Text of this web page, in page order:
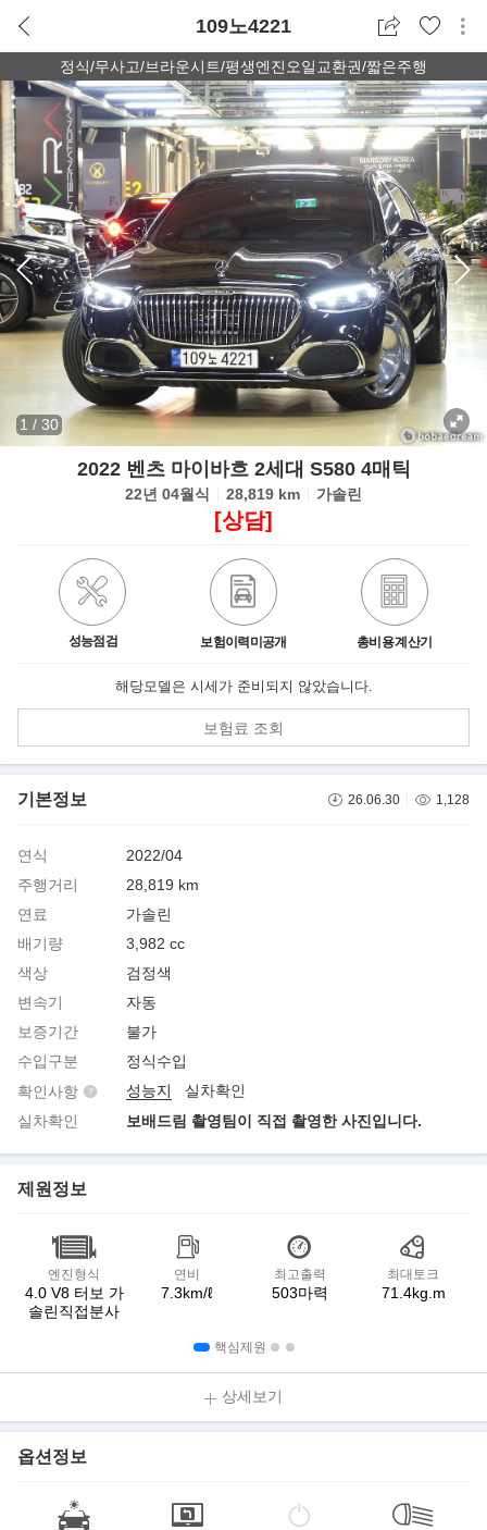
109노4221
정식/무사고/브라운시트/평생엔진오일교환권/짧은주행
1 / 30
2022 벤츠 마이바흐 2세대 S580 4매틱
22년 04월식 28,819 km 가솔린
[상담]
성능점검 보험이력미공개 총비용 계산기
해당모델은 시세가 준비되지 않았습니다.
보험료 조회
기본정보 26.06.30 1,128
연식
2022/04
주행거리
28,819 km
연료
가솔린
배기량
3,982 cc
색상
검정색
변속기
자동
보증기간
불가
수입구분
정식수입
확인사항
성능지
실차확인
실차확인
보배드림 촬영팀이 직접 촬영한 사진입니다.
제원정보
엔진형식
4.0 V8 터보 가
솔린직접분사
연비
7.3km/ℓ
최고출력
503마력
최대토크
71.4kg.m
핵심제원
상세보기
옵션정보